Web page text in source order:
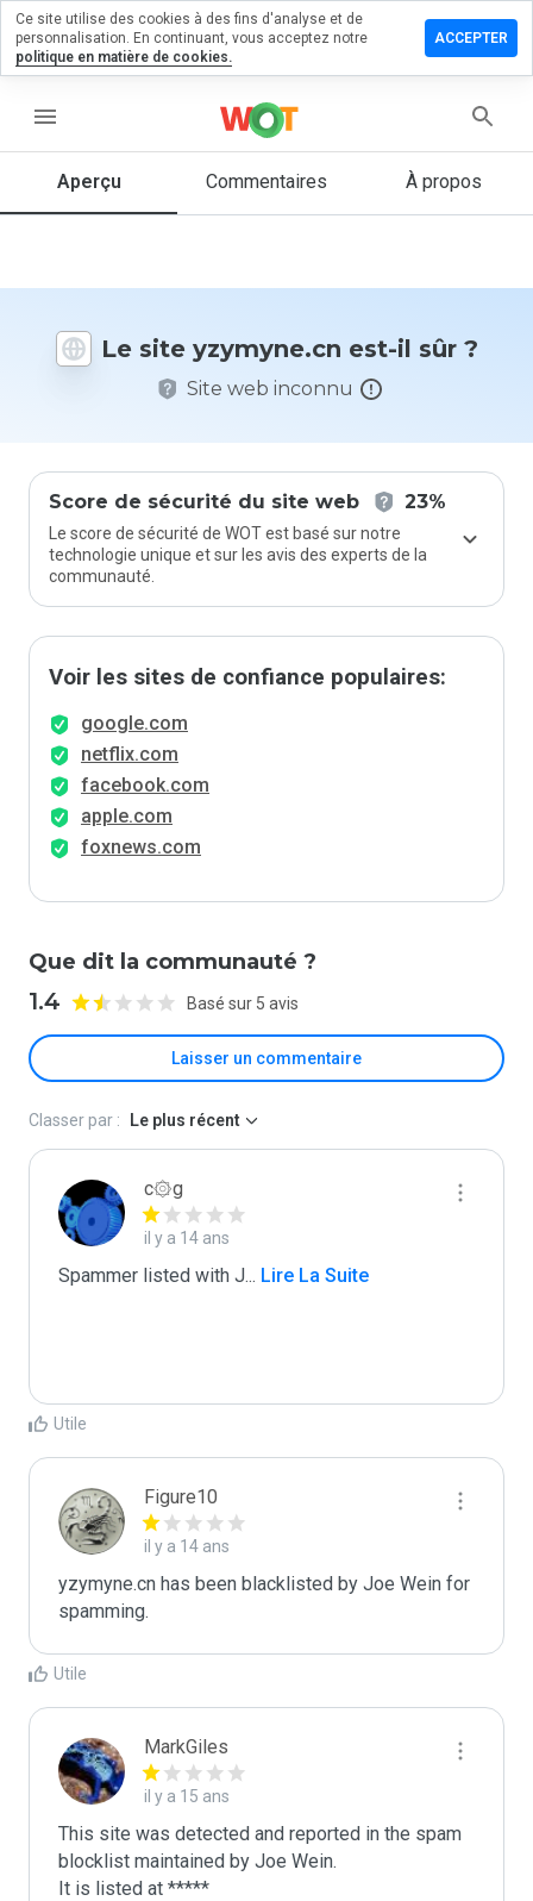
menu
Aperçu Commentaires À propos
Le site yzymyne.cn est-il sûr ?
Site web inconnu
Score de sécurité du site web 23%
Le score de sécurité de WOT est basé sur notre
technologie unique et sur les avis des experts de la
communauté.
Voir les sites de confiance populaires:
google.com
netflix.com
facebook.com
apple.com
foxnews.com
Que dit la communauté ?
1.4 Basé sur 5 avis
Laisser un commentaire
un
1 et 5
vous à ce
site ?
Classer par : Le plus récent
c۞g
il y a 14 ans
Spammer listed with J... Lire La Suite
Utile
Figure10
il y a 14 ans
yzymyne.cn has been blacklisted by Joe Wein for
spamming.
Utile
MarkGiles
il y a 15 ans
This site was detected and reported in the spam
blocklist maintained by Joe Wein.
It is listed at *****
Ce site utilise des cookies à des fins d'analyse et de
personnalisation. En continuant, vous acceptez notre
politique en matière de cookies.
ACCEPTER